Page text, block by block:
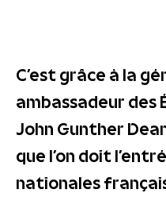
C’est grâce à la
ambassadeur des
John Gunther
que l’on doit
nationales